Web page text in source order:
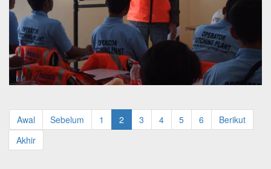
Awal Sebelum 1 2 3 4 5 6
Berikut
Akhir